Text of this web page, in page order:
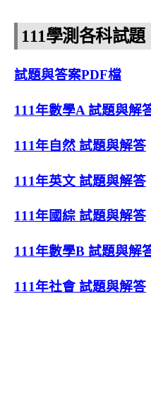
111學測各科試
試題與答案PDF檔
111年數學A 試題與解
111年自然 試題與解答
111年英文 試題與解答
111年國綜 試題與解答
111年數學B 試題與解
111年社會 試題與解答